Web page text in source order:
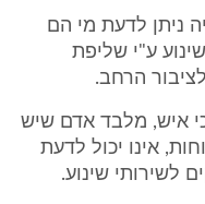
ניתן לדעת מי הם
ע"י שליפת
הרחב.
איש, מלבד אדם שיש
אינו יכול לדעת
לשירותי שינוע.